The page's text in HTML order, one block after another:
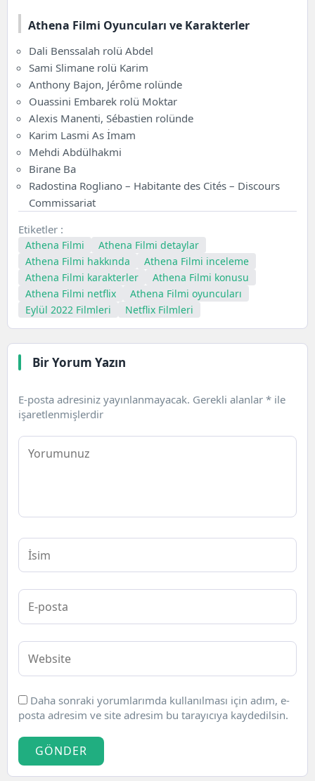
Athena Filmi Oyuncuları ve Karakterler
Dali Benssalah rolü Abdel
Sami Slimane rolü Karim
Anthony Bajon, Jérôme rolünde
Ouassini Embarek rolü Moktar
Alexis Manenti, Sébastien rolünde
Karim Lasmi As İmam
Mehdi Abdülhakmi
Birane Ba
Radostina Rogliano – Habitante des Cités – Discours
Commissariat
Etiketler :
Athena Filmi
Athena Filmi detaylar
Athena Filmi hakkında
Athena Filmi inceleme
Athena Filmi karakterler
Athena Filmi konusu
Athena Filmi netflix
Athena Filmi oyuncuları
Eylül 2022 Filmleri
Netflix Filmleri
Bir Yorum Yazın
E-posta adresiniz yayınlanmayacak. Gerekli alanlar * ile
işaretlenmişlerdir
Daha sonraki yorumlarımda kullanılması için adım, e-
posta adresim ve site adresim bu tarayıcıya kaydedilsin.
GÖNDER